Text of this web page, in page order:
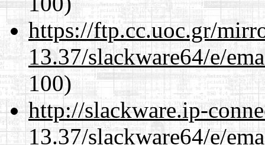
https://ftp.cc.uoc.gr/
13.37/slackware64/e/
100)
http://slackware.ip-
13.37/slackware64/e/